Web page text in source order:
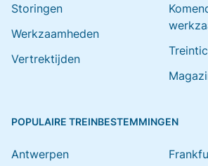
Storingen
Werkzaamheden
Vertrektijden
POPULAIRE TREINBESTEMMINGEN
Antwerpen